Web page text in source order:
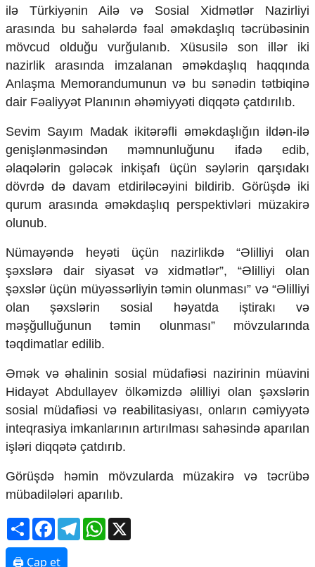
Hadisə
Sağlamlıq
Sosium
Mənəvi dəyərlər
Mətbuat-150
Missiyamız
ilə Türkiyənin Ailə və Sosial Xidmətlər Nazirliyi
arasında bu sahələrdə fəal əməkdaşlıq təcrübəsinin
mövcud olduğu vurğulanıb. Xüsusilə son illər iki
nazirlik arasında imzalanan əməkdaşlıq haqqında
Anlaşma Memorandumunun və bu sənədin tətbiqinə
dair Fəaliyyət Planının əhəmiyyəti diqqətə çatdırılıb.
Sevim Sayım Madak ikitərəfli əməkdaşlığın ildən-ilə
genişlənməsindən məmnunluğunu ifadə edib,
əlaqələrin gələcək inkişafı üçün səylərin qarşıdakı
dövrdə də davam etdiriləcəyini bildirib. Görüşdə iki
qurum arasında əməkdaşlıq perspektivləri müzakirə
olunub.
Nümayəndə heyəti üçün nazirlikdə “Əlilliyi olan
şəxslərə dair siyasət və xidmətlər”, “Əlilliyi olan
şəxslər üçün müyəssərliyin təmin olunması” və “Əlilliyi
olan şəxslərin sosial həyatda iştirakı və
məşğulluğunun təmin olunması” mövzularında
təqdimatlar edilib.
Əmək və əhalinin sosial müdafiəsi nazirinin müavini
Hidayət Abdullayev ölkəmizdə əlilliyi olan şəxslərin
sosial müdafiəsi və reabilitasiyası, onların cəmiyyətə
inteqrasiya imkanlarının artırılması sahəsində aparılan
işləri diqqətə çatdırıb.
Görüşdə həmin mövzularda müzakirə və təcrübə
mübadilələri aparılıb.
ShareFacebookTelegramWhatsApp
🖨 Çap et